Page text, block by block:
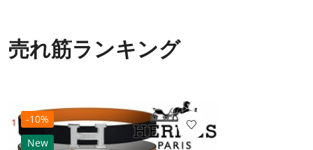
売れ筋ランキング
-10%
New